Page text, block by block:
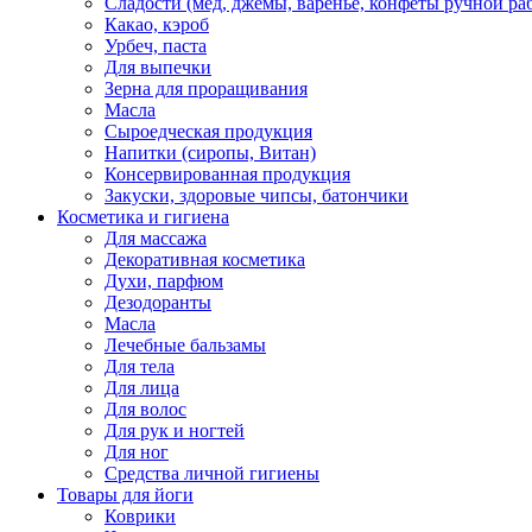
Какао, кэроб
Урбеч, паста
Для выпечки
Зерна для проращивания
Масла
Сыроедческая продукция
Напитки (сиропы, Витан)
Консервированная продукция
Закуски, здоровые чипсы, батончики
Косметика и гигиена
Для массажа
Декоративная косметика
Духи, парфюм
Дезодоранты
Масла
Лечебные бальзамы
Для тела
Для лица
Для волос
Для рук и ногтей
Для ног
Средства личной гигиены
Товары для йоги
Коврики